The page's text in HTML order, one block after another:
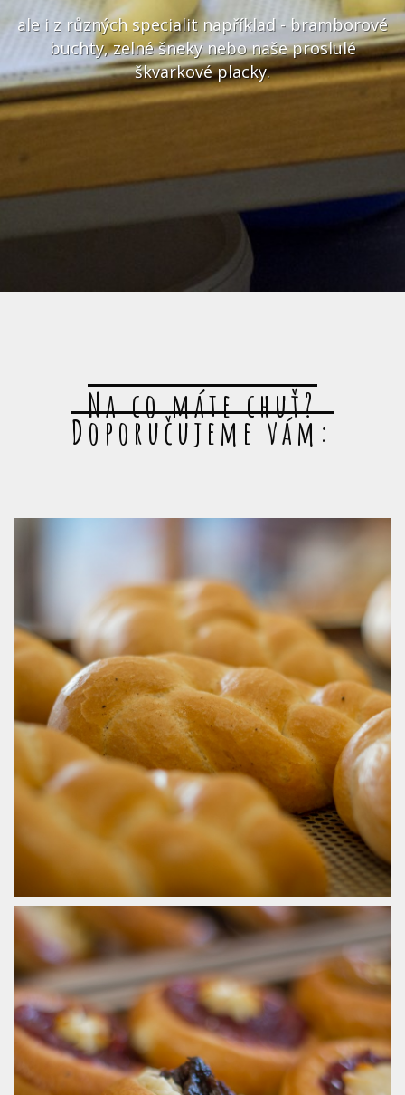
ale i z různých specialit například - bramborové
buchty, zelné šneky nebo naše proslulé
škvarkové placky.
Na co máte chuť?
Doporučujeme vám: